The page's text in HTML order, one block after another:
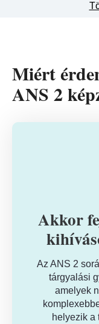
Miért
ANS 2
Akkor
Az ANS 2
tárgyalási
amelyek
helyezik a